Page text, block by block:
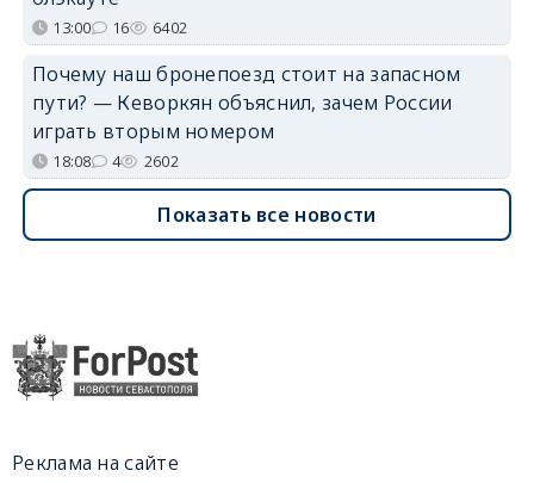
13:00 16 6402
Почему наш бронепоезд стоит на запасном
пути? — Кеворкян объяснил, зачем России
играть вторым номером
18:08 4 2602
Показать все новости
Реклама на сайте